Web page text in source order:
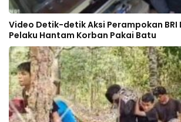
Video Detik-detik Aksi Perampokan BRI
Pelaku Hantam Korban Pakai Batu